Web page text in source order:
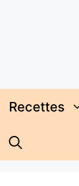
Recettes